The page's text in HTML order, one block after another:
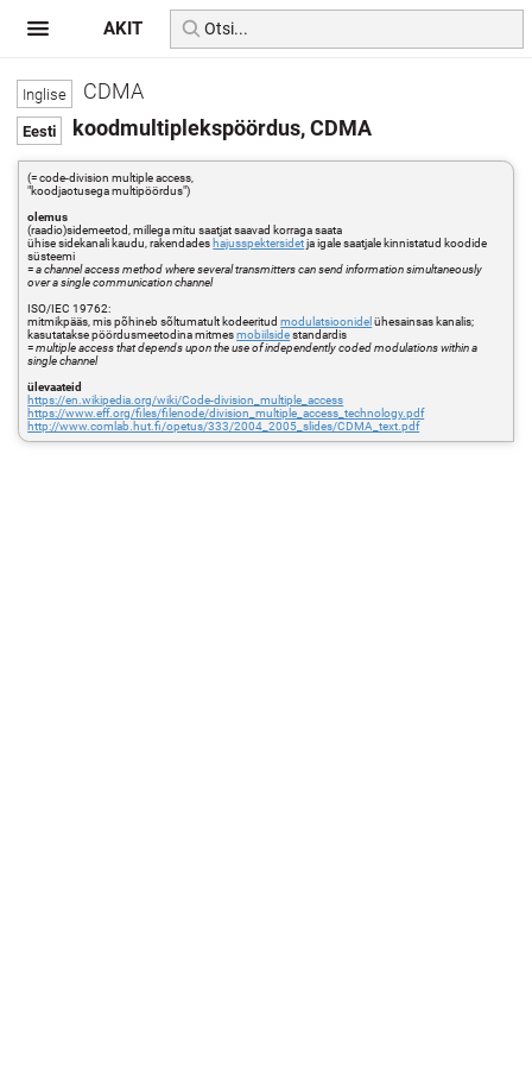
CDMA
koodmultiplekspöördus, CDMA
(= code-division multiple access,
"koodjaotusega multipöördus")
olemus
(raadio)sidemeetod, millega mitu saatjat saavad korraga saata
ühise sidekanali kaudu, rakendades hajusspektersidetja igale saatjale kinnistatud koodide
süsteemi
=a channel access method where several transmitters can send information simultaneously
over a single communication channel
ISO/IEC 19762:
mitmikpääs, mis põhineb sõltumatult kodeeritudmodulatsioonidel ühesainsas kanalis;
kasutatakse pöördusmeetodina mitmesmobiilsidestandardis
=multiple access that depends upon the use of independently coded modulations within a
single channel
ülevaateid
https://en.wikipedia.org/wiki/Code-division_multiple_access
https://www.eff.org/files/filenode/division_multiple_access_technology.pdf
http://www.comlab.hut.fi/opetus/333/2004_2005_slides/CDMA_text.pdf
AKIT